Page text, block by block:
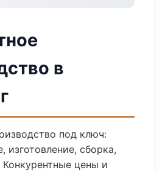
в
под ключ:
изготовление, сборка,
цены и